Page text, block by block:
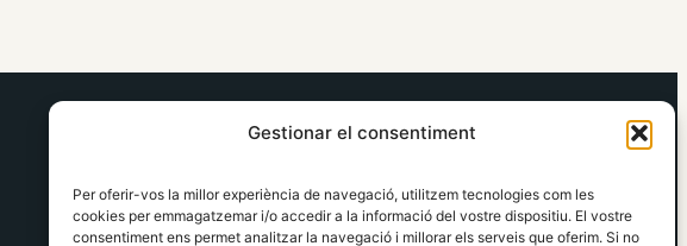
Gestionar el consentiment
Per oferir-vos la millor experiència de navegació, utilitzem tecnologies com les
cookies per emmagatzemar i/o accedir a la informació del vostre dispositiu. El vostre
consentiment ens permet analitzar la navegació i millorar els serveis que oferim. Si no
elRidaura.com
Política de Cookies
Política Editorial